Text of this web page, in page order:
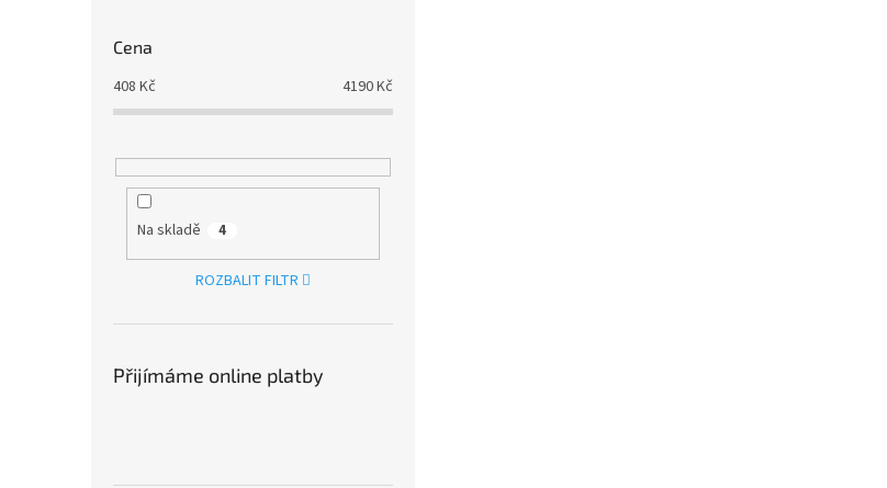
Cena
408 Kč 4190Kč
Na skladě 4
ROZBALIT FILTR
Přijímáme online platby